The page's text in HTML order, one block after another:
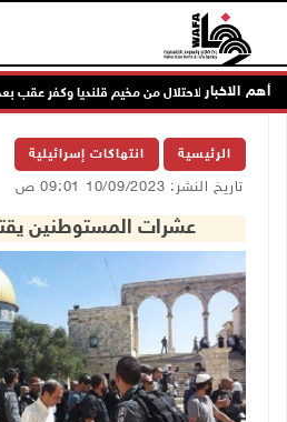
أهم الاخبار
قوات الاحتلال من مخيم قلنديا وكفر عقب بعد
الرئيسية انتهاكات إسرائيلية
تاريخ النشر: 10/09/2023 09:01 ص
عشرات المستوطنين